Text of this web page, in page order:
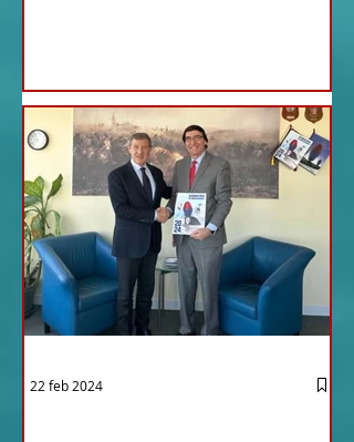
22 feb 2024